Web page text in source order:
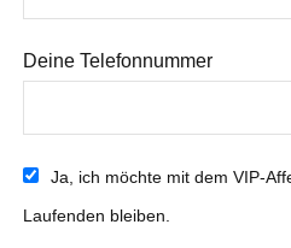
Deine Telefonnummer
Ja, ich möchte mit dem VIP-
Laufenden bleiben.